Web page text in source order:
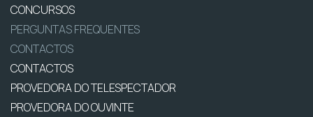
CONCURSOS
PERGUNTAS FREQUENTES
CONTACTOS
CONTACTOS
PROVEDORA DO TELESPECTADOR
PROVEDORA DO OUVINTE